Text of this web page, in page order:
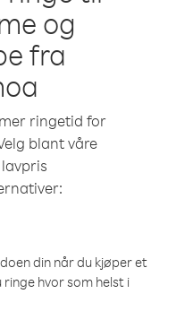
og
fra
ringetid for
blant våre
din når du kjøper et
hvor som helst i